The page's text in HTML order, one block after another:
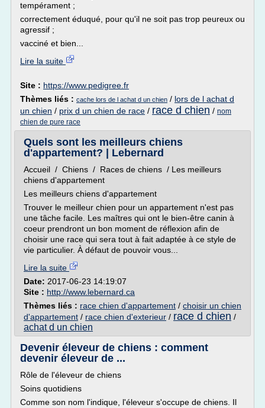
tempérament ;
correctement éduqué, pour qu'il ne soit pas trop peureux ou
agressif ;
vacciné et bien...
Lire la suite
Site : https://www.pedigree.fr
Thèmes liés : cache lors de l achat d un chien / lors de l achat d
un chien / prix d un chien de race / race d chien / nom
chien de pure race
Quels sont les meilleurs chiens
d'appartement? | Lebernard
Accueil / Chiens / Races de chiens / Les meilleurs
chiens d'appartement
Les meilleurs chiens d'appartement
Trouver le meilleur chien pour un appartement n'est pas
une tâche facile. Les maîtres qui ont le bien-être canin à
coeur prendront un bon moment de réflexion afin de
choisir une race qui sera tout à fait adaptée à ce style de
vie particulier. À défaut de pouvoir vous...
Lire la suite
Date: 2017-06-23 14:19:07
Site : http://www.lebernard.ca
Thèmes liés : race chien d'appartement / choisir un chien
d'appartement / race chien d'exterieur / race d chien /
achat d un chien
Devenir éleveur de chiens : comment
devenir éleveur de ...
Rôle de l'éleveur de chiens
Soins quotidiens
Comme son nom l'indique, l'éleveur s'occupe de chiens. Il